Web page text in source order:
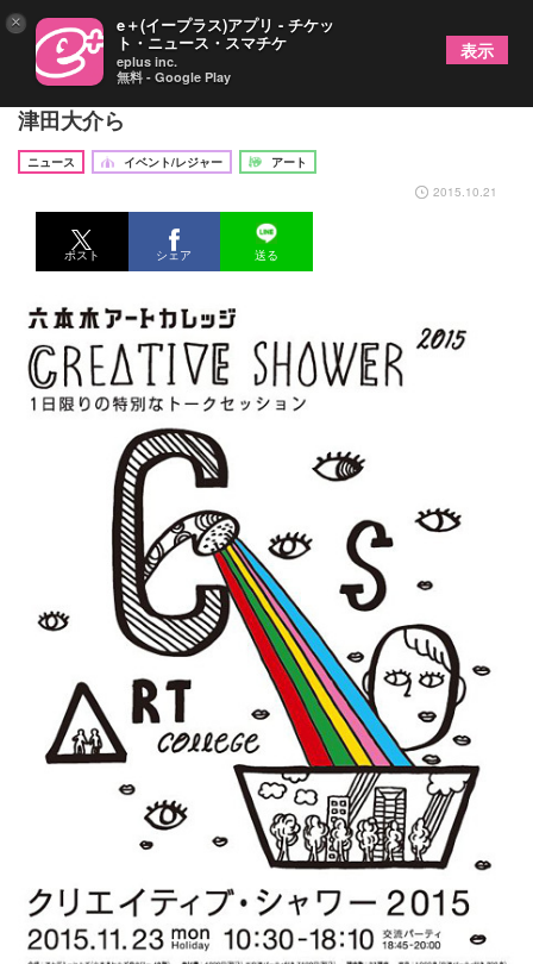
『六本木アートカレッジ2015』講師陣に川村元気、
津田大介ら
ニュース イベント/レジャー
アート
2015.10.21
ポスト シェア 送る
× e＋(イープラス)アプリ - チケッ
ト・ニュース・スマチケ
eplus inc.
無料 - Google Play
表示